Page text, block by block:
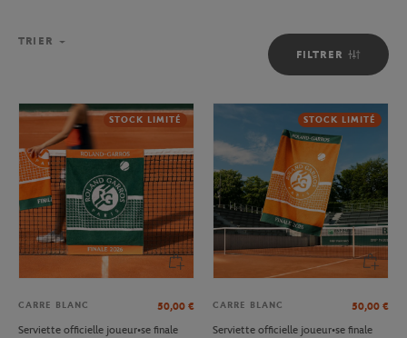
FILTRER
TRIER
STOCK LIMITÉ
CARRE BLANC 50,00 €
Serviette officielle joueur•se finale
STOCK LIMITÉ
CARRE BLANC 50,00 €
Serviette officielle joueur•se finale